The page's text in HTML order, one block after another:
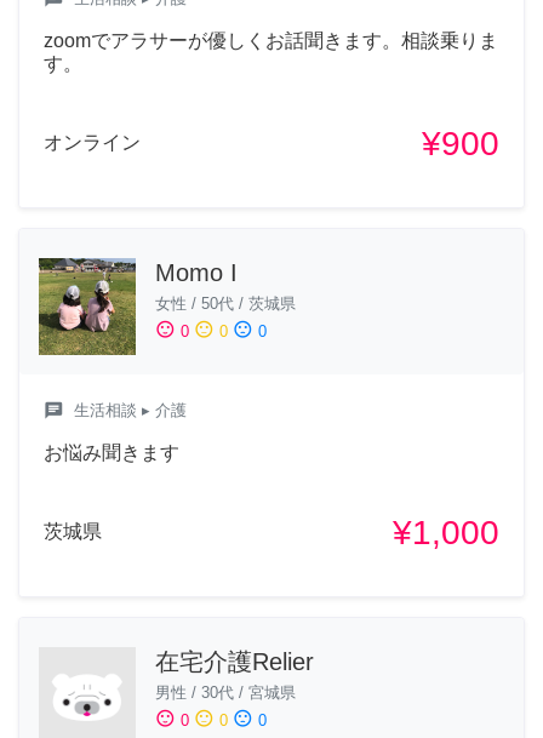
zoomでアラサーが優しくお話聞きます。相談乗りま
す。
オンライン ¥900
Momo I
女性 / 50代 / 茨城県
sentiment_satisfied 0 sentiment_neutral 0 sentiment_dissatisfied 0
chat 生活相談 ▸ 介護
お悩み聞きます
茨城県 ¥1,000
在宅介護Relier
男性 / 30代 / 宮城県
sentiment_satisfied 0 sentiment_neutral 0 sentiment_dissatisfied 0